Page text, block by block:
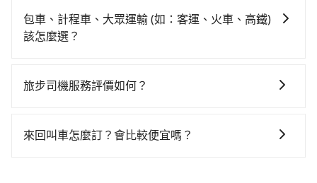
車接送，則每人平均花費約780元，費時1小時51分鐘。
長距離移動確實搭乘高鐵可以比坐車快1分鐘，但卻要額
車，也可參考tripool的拼車共乘服務，最多可再節省
時40元路邊停車費用預估進去，但額外的汽車保險與可
能的罰單都需自付。再者，和運的iRent只提供最基本的
或九人座可供選擇，而且無人租車最令人詬病的就是車
樣。另外，偶爾也會遇到明明已經預約了時間但上一位
tripool可省高達$1,900。但如果要考慮到回程，南投縣
僅有合法計程車約340輛，數量約為新竹市的45%、密度
市到南峰高爾夫球俱樂部的最佳選擇。
包車：優點是搭乘舒適可以根據自己的需求安排時間和
地點上車較客製化。此外，司機還會提供各種旅遊建議
通塞車時亦會加收延遲費用，一般屬短程接駁為主。 -
事後也無法申訴退費。
包車、計程車、大眾運輸 (如：客運、火車、高鐵)
該怎麼選？
擇： 預算：不同交通工具價格不同，可先確定您的預
比較寬鬆且不介意耗時轉乘可選大眾運輸或較貴的計程
旅步司機服務評價如何？
機非常高的評價，認為他們非常專業且親切！讓他們的
來回叫車怎麼訂？會比較便宜嗎？